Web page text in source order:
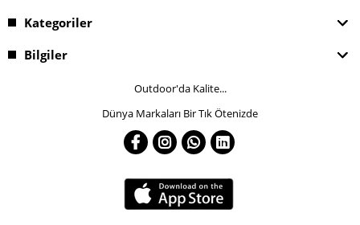
Kategoriler
Bilgiler
Outdoor'da Kalite...
Dünya Markaları Bir Tık Ötenizde